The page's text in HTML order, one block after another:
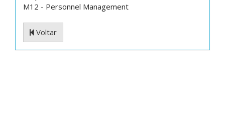
M12 - Personnel Management
Voltar